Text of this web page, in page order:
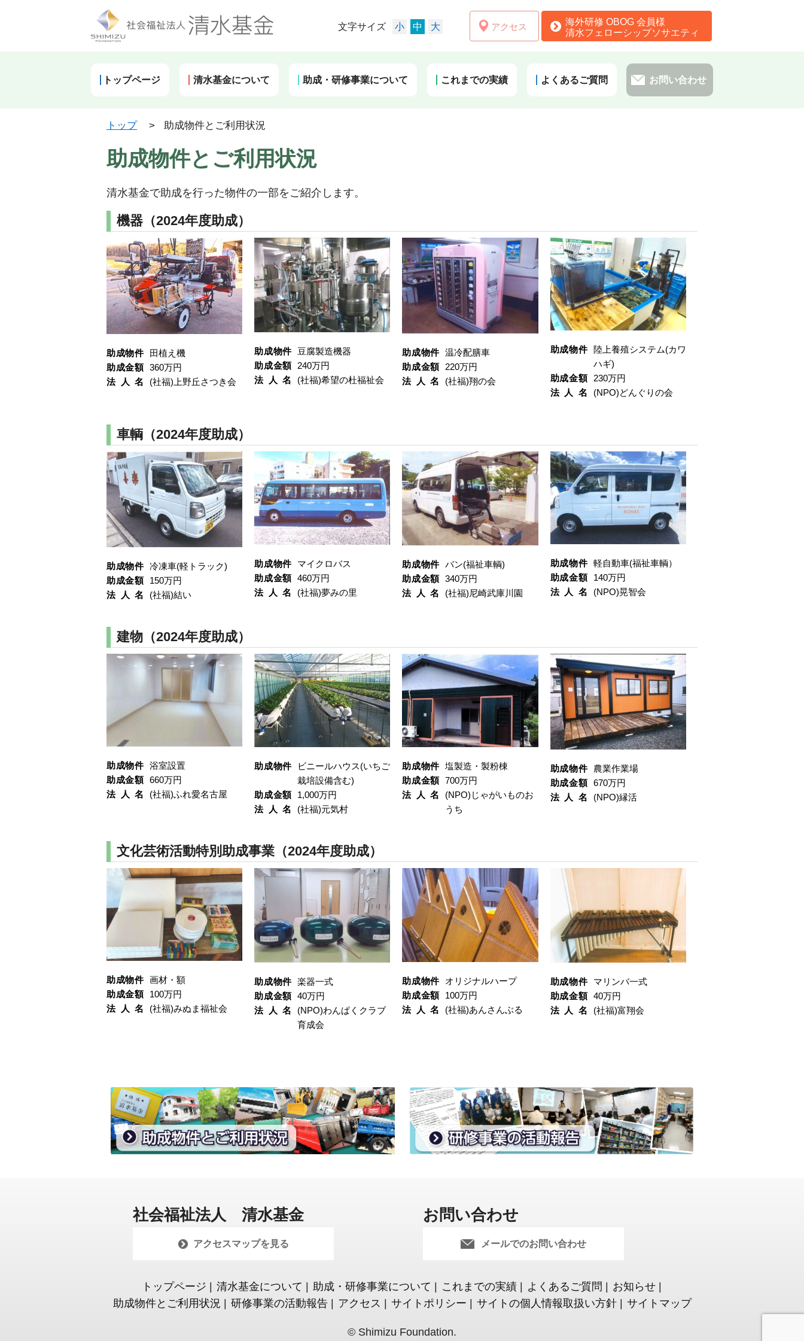
文字サイズ 小 中 大 アクセス
海外研修 OBOG 会員様
清水フェローシップソサエティ
トップページ 清水基金について 助成・研修事業について これまでの実績 よくあるご質問 お問い合わせ
トップ > 助成物件とご利用状況
助成物件とご利用状況
清水基金で助成を行った物件の一部をご紹介します。
機器（2024年度助成）
助成物件
田植え機
助成金額 360万円
法人名
(社福)上野丘さつき会
助成物件
豆腐製造機器
助成金額
240万円
法人名
(社福)希望の杜福祉会
助成物件 温冷配膳車
助成金額
220万円
法人名
(社福)翔の会
助成物件
陸上養殖システム(カワ
ハギ)
助成金額
230万円
法人名
(NPO)どんぐりの会
車輌（2024年度助成）
助成物件 冷凍車(軽トラック)
助成金額
150万円
法人名
(社福)結い
助成物件
マイクロバス
助成金額 460万円
法人名
(社福)夢みの里
助成物件 バン(福祉車輌)
助成金額 340万円
法人名
(社福)尼崎武庫川園
助成物件
軽自動車(福祉車輌）
助成金額
140万円
法人名
(NPO)晃智会
建物（2024年度助成）
助成物件 浴室設置
助成金額 660万円
法人名
(社福)ふれ愛名古屋
助成物件
ビニールハウス(いちご
栽培設備含む)
助成金額
1,000万円
法人名
(社福)元気村
助成物件 塩製造・製粉棟
助成金額 700万円
法人名
(NPO)じゃがいものお
うち
助成物件
農業作業場
助成金額
670万円
法人名
(NPO)縁活
文化芸術活動特別助成事業（2024年度助成）
助成物件 画材・額
助成金額
100万円
法人名
(社福)みぬま福祉会
助成物件 楽器一式
助成金額 40万円
法人名
(NPO)わんぱくクラブ
育成会
助成物件
オリジナルハープ
助成金額
100万円
法人名
(社福)あんさんぶる
助成物件
マリンバ一式
助成金額
40万円
法人名
(社福)富翔会
社会福祉法人 清水基金
アクセスマップを見る
お問い合わせ
メールでのお問い合わせ
トップページ 清水基金について 助成・研修事業について これまでの実績 よくあるご質問 お知らせ
助成物件とご利用状況
研修事業の活動報告 アクセス サイトポリシー サイトの個人情報取扱い方針 サイトマップ
© Shimizu Foundation.